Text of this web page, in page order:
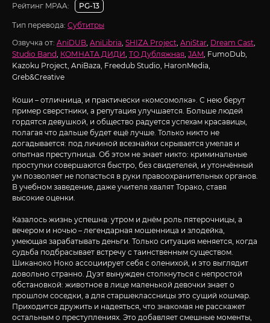
Рейтинг MPAA: PG-13
Тип перевода: Субтитры
Озвучка от: AniDUB, AniLibria, SHIZA Project, AniStar, Dream Cast,
Studio Band, КОМНАТА ДИДИ, ТО Дубляжная, JAM, FumoDub,
Kazoku Project, AniBaza, Freedub Studio, HaronMedia,
Greb&Creative
Коши – отличница, и практически «комсомолка». С нею берут
пример сверстники, а репутация улучшается. Больше людей
гордятся девушкой, и общество радуется успехам красавицы,
полагая что дальше будет ещё лучше. Только никто не
догадывается: под личиной всезнайки скрывается умелая и
опытная преступница. Об этом не знает никто: криминальные
проступки совершаются быстро, без свидетелей, и утончённый
ум позволяет не попасться в руки правоохранительных органов.
В учебном заведение, даже учителя хвалят Торако, ставя
высокие оценки.
Казалось жизнь успешна: утром и днём роль пятерочницы, а
вечером и ночью – легендарная мошенница и злодейка,
умеющая зарабатывать деньги. Только ситуация меняется, когда
судьба подбрасывает встречу с таинственным существом.
Шиканоко Ноко ассоциирует себя с оленихой, и это выглядит
довольно странно. Дуэт вынужден столкнуться с непростой
обстановкой: животное в лице маленькой девочки знает о
прошлом соседки, а для старшеклассницы это сущий кошмар.
Приходится дружить и надеяться, что знакомая не расскажет
остальным о преступлениях. Это добавляет смешные моменты,